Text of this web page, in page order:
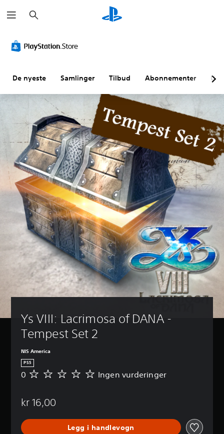
ø
k
De nyeste Samlinger Tilbud Abonnementer
Ys VIII: Lacrimosa of DANA -
Tempest Set 2
NIS America
PS5
I
e
v
u
0 Ingen vurderinger
kr 16,00
Legg i handlevogn